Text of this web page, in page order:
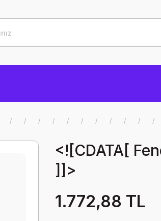
<![CDATA[
]]>
1.772,88 TL